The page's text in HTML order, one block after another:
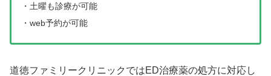
・土曜も診療が可能
・web予約が可能
道徳ファミリークリニックではED治療薬の処方に対応し